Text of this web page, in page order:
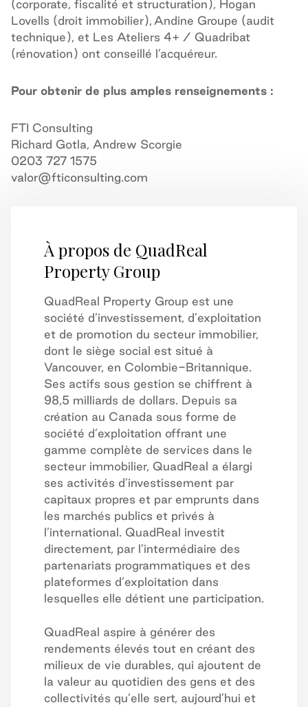
(corporate, fiscalité et structuration), Hogan
Lovells (droit immobilier), Andine Groupe (audit
technique), et Les Ateliers 4+ / Quadribat
(rénovation) ont conseillé l’acquéreur.
Pour obtenir de plus amples renseignements :
FTI Consulting
Richard Gotla, Andrew Scorgie
0203 727 1575
valor@fticonsulting.com
À propos de QuadReal
Property Group
QuadReal Property Group est une
société d’investissement, d’exploitation
et de promotion du secteur immobilier,
dont le siège social est situé à
Vancouver, en Colombie-Britannique.
Ses actifs sous gestion se chiffrent à
98,5 milliards de dollars. Depuis sa
création au Canada sous forme de
société d’exploitation offrant une
gamme complète de services dans le
secteur immobilier, QuadReal a élargi
ses activités d’investissement par
capitaux propres et par emprunts dans
les marchés publics et privés à
l’international. QuadReal investit
directement, par l’intermédiaire des
partenariats programmatiques et des
plateformes d’exploitation dans
lesquelles elle détient une participation.
QuadReal aspire à générer des
rendements élevés tout en créant des
milieux de vie durables, qui ajoutent de
la valeur au quotidien des gens et des
collectivités qu’elle sert, aujourd’hui et